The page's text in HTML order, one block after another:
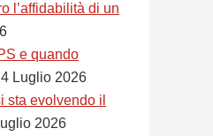
l’affidabilità di un
e quando
Luglio 2026
sta evolvendo il
2026